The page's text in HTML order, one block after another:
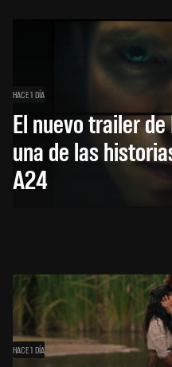
HACE 1 DÍA
El nuevo trailer
una de las
A24
HACE 1 DÍA